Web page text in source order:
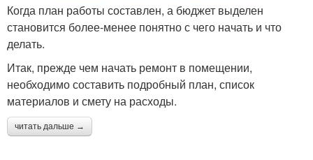
Когда план работы составлен, а бюджет выделен
становится более-менее понятно с чего начать и что
делать.
Итак, прежде чем начать ремонт в помещении,
необходимо составить подробный план, список
материалов и смету на расходы.
читать дальше →